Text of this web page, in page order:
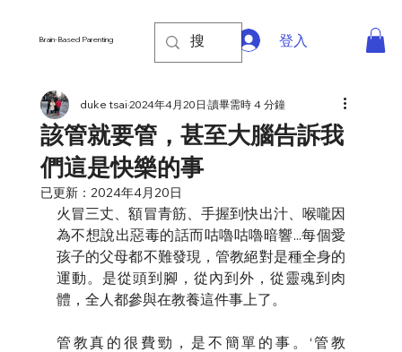
Brain-Based Parenting 登入
該管就要管，甚至大腦告訴我
們這是快樂的事
duke tsai2024年4月20日 讀畢需時 4 分鐘
已更新： 2024年4月20日
火冒三丈、額冒青筋、手握到快出汁、喉嚨因
為不想說出惡毒的話而咕嚕咕嚕暗響...每個愛
孩子的父母都不難發現，管教絕對是種全身的
運動。是從頭到腳，從內到外，從靈魂到肉
體，全人都參與在教養這件事上了。
管教真的很費勁，是不簡單的事。‘管教